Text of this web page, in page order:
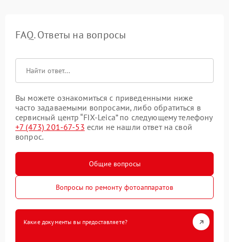
FAQ. Ответы на вопросы
Вы можете ознакомиться с приведенными ниже
часто задаваемыми вопросами, либо обратиться в
сервисный центр “FIX-Leica” по следующему телефону
+7 (473) 201-67-53 если не нашли ответ на свой
вопрос.
Общие вопросы
Вопросы по ремонту фотоаппаратов
Какие документы вы предоставляете?